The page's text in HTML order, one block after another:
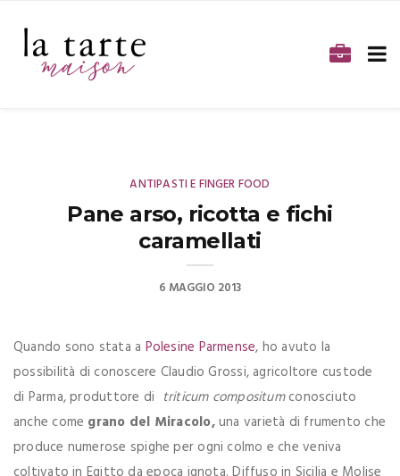
ANTIPASTI E FINGER FOOD
Pane arso, ricotta e fichi
caramellati
6 MAGGIO 2013
Quando sono stata a Polesine Parmense, ho avuto la
possibilità di conoscere Claudio Grossi, agricoltore custode
di Parma, produttore di triticum compositumconosciuto
anche come grano del Miracolo,una varietà di frumento che
produce numerose spighe per ogni colmo e che veniva